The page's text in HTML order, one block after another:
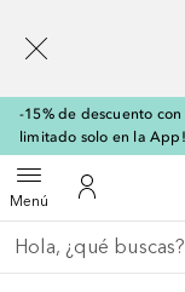
-15% de descuento con
limitado solo en la App!
MenúAbrir menúMi cuenta
Regresar
Ejecutar búsqueda